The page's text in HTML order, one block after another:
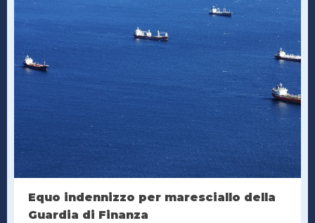
Equo indennizzo per maresciallo della
Guardia di Finanza